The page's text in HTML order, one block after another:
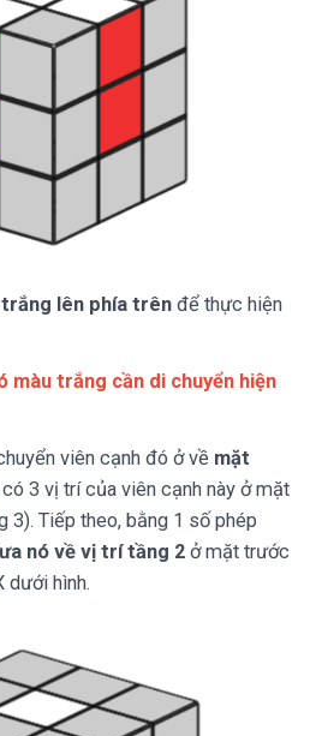
lên phía trên để thực hiện
màu trắng cần di chuyển hiện
viên cạnh đó ở về mặt
3 vị trí của viên cạnh này ở mặt
3). Tiếp theo, bằng 1 số phép
nó về vị trí tầng 2 ở mặt trước
dưới hình.